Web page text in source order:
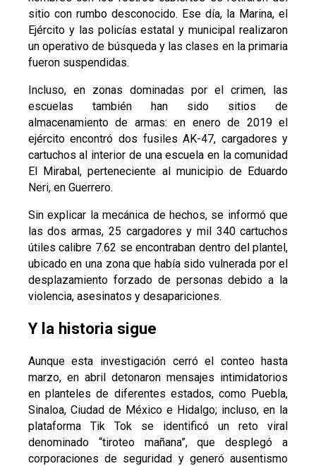
sitio con rumbo desconocido. Ese día, la Marina, el
Ejército y las policías estatal y municipal realizaron
un operativo de búsqueda y las clases en la primaria
fueron suspendidas.
Incluso, en zonas dominadas por el crimen, las
escuelas también han sido sitios de
almacenamiento de armas: en enero de 2019 el
ejército encontró dos fusiles AK-47, cargadores y
cartuchos al interior de una escuela en la comunidad
El Mirabal, perteneciente al municipio de Eduardo
Neri, en Guerrero.
Sin explicar la mecánica de hechos, se informó que
las dos armas, 25 cargadores y mil 340 cartuchos
útiles calibre 7.62 se encontraban dentro del plantel,
ubicado en una zona que había sido vulnerada por el
desplazamiento forzado de personas debido a la
violencia, asesinatos y desapariciones.
Y la historia sigue
Aunque esta investigación cerró el conteo hasta
marzo, en abril detonaron mensajes intimidatorios
en planteles de diferentes estados, como Puebla,
Sinaloa, Ciudad de México e Hidalgo; incluso, en la
plataforma Tik Tok se identificó un reto viral
denominado “tiroteo mañana”, que desplegó a
corporaciones de seguridad y generó ausentismo